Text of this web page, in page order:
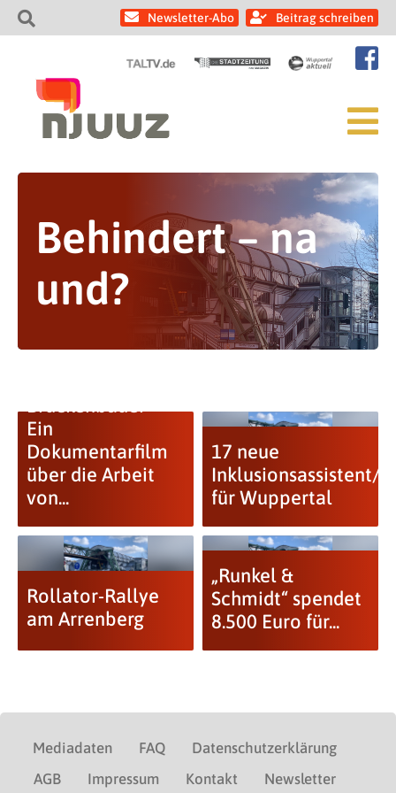
Newsletter-Abo Beitrag schreiben
Behindert – na
und?
Ein
Dokumentarfilm
über die Arbeit
von...
17 neue
Inklusionsassistent/
für Wuppertal
Rollator-Rallye
am Arrenberg
„Runkel &
Schmidt“ spendet
8.500 Euro für...
Mediadaten FAQ
Datenschutzerklärung
AGB
Impressum Kontakt Newsletter